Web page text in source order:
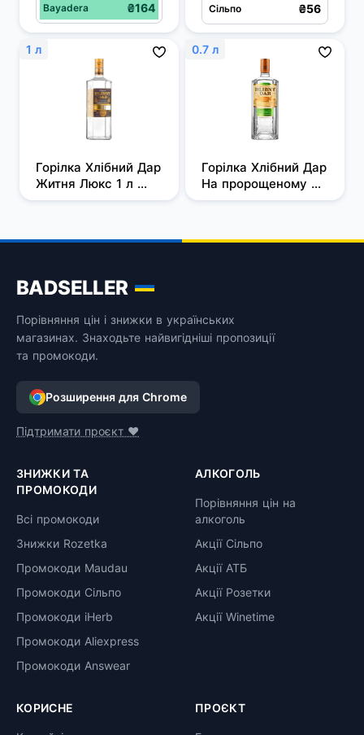
Bayadera ₴164 Сільпо ₴56
1 л
Горілка Хлібний Дар
Житня Люкс 1 л
40%
0.7 л
Горілка Хлібний Дар
На пророщеному
зерні 0.7 л 40%
BADSELLER
Порівняння цін і знижки в українських
магазинах. Знаходьте найвигідніші пропозиції
та промокоди.
Розширення для Chrome
Підтримати проєкт ❤️
ЗНИЖКИ ТА
ПРОМОКОДИ
Всі промокоди
Знижки Rozetka
Промокоди Maudau
Промокоди Сільпо
Промокоди iHerb
Промокоди Aliexpress
Промокоди Answear
АЛКОГОЛЬ
Порівняння цін на
алкоголь
Акції Сільпо
Акції АТБ
Акції Розетки
Акції Winetime
КОРИСНЕ ПРОЄКТ